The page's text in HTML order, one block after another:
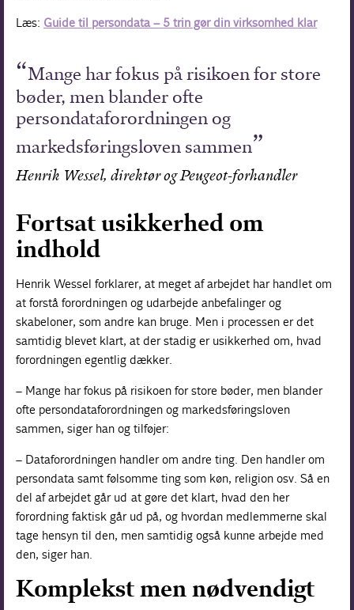
Læs: Guide til persondata – 5 trin gør din virksomhed klar
Mange har fokus på risikoen for store
bøder, men blander ofte
persondataforordningen og
markedsføringsloven sammen
Henrik Wessel, direktør og Peugeot-forhandler
Fortsat usikkerhed om
indhold
Henrik Wessel forklarer, at meget af arbejdet har handlet om
at forstå forordningen og udarbejde anbefalinger og
skabeloner, som andre kan bruge. Men i processen er det
samtidig blevet klart, at der stadig er usikkerhed om, hvad
forordningen egentlig dækker.
– Mange har fokus på risikoen for store bøder, men blander
ofte persondataforordningen og markedsføringsloven
sammen, siger han og tilføjer:
– Dataforordningen handler om andre ting. Den handler om
persondata samt følsomme ting som køn, religion osv. Så en
del af arbejdet går ud at gøre det klart, hvad den her
forordning faktisk går ud på, og hvordan medlemmerne skal
tage hensyn til den, men samtidig også kunne arbejde med
den, siger han.
Komplekst men nødvendigt